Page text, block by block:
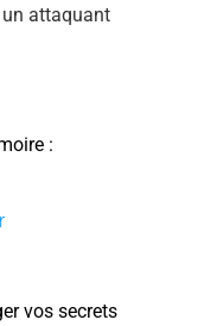
attaquant
:
vos secrets